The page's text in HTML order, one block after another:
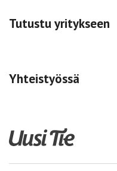
Tutustu yritykseen
Yhteistyössä